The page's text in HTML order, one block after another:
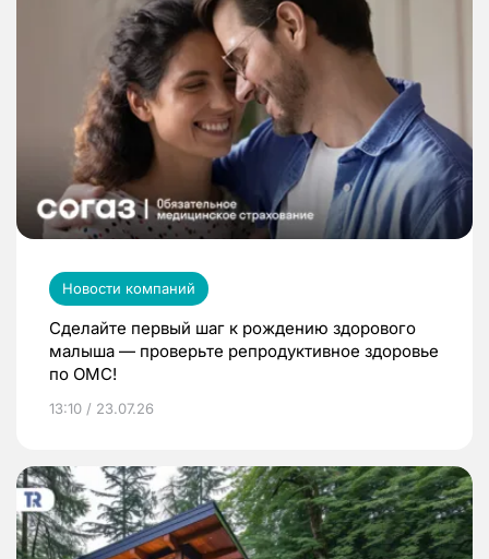
Новости компаний
Сделайте первый шаг к рождению здорового
малыша — проверьте репродуктивное здоровье
по ОМС!
13:10 / 23.07.26